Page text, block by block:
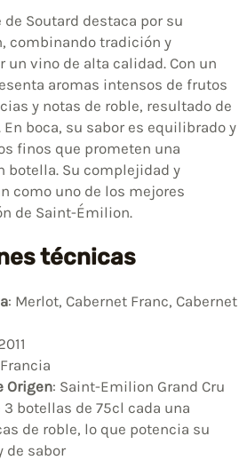
de Soutard destaca por su
combinando tradición y
un vino de alta calidad. Con un
aromas intensos de frutos
y notas de roble, resultado de
boca, su sabor es equilibrado y
finos que prometen una
botella. Su complejidad y
como uno de los mejores
de Saint-Émilion.
técnicas
: Merlot, Cabernet Franc, Cabernet
Origen: Saint-Emilion Grand Cru
3 botellas de 75cl cada una
de roble, lo que potencia su
de sabor